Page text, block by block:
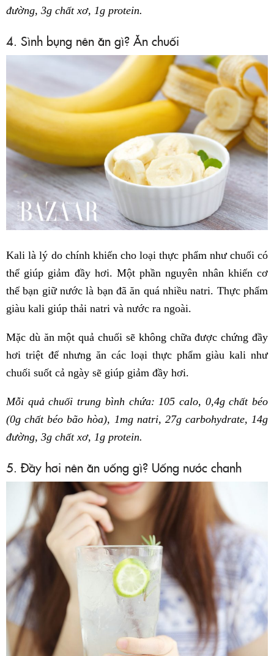
đường, 3g chất xơ, 1g protein.
4. Sình bụng nên ăn gì? Ăn chuối
Kali là lý do chính khiến cho loại thực phẩm như chuối có
thể giúp giảm đầy hơi. Một phần nguyên nhân khiến cơ
thể bạn giữ nước là bạn đã ăn quá nhiều natri. Thực phẩm
giàu kali giúp thải natri và nước ra ngoài.
Mặc dù ăn một quả chuối sẽ không chữa được chứng đầy
hơi triệt để nhưng ăn các loại thực phẩm giàu kali như
chuối suốt cả ngày sẽ giúp giảm đầy hơi.
Mỗi quả chuối trung bình chứa: 105 calo, 0,4g chất béo
(0g chất béo bão hòa), 1mg natri, 27g carbohydrate, 14g
đường, 3g chất xơ, 1g protein.
5. Đầy hơi nên ăn uống gì? Uống nước chanh